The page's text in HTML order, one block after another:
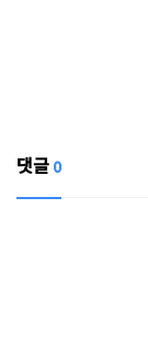
댓글 0